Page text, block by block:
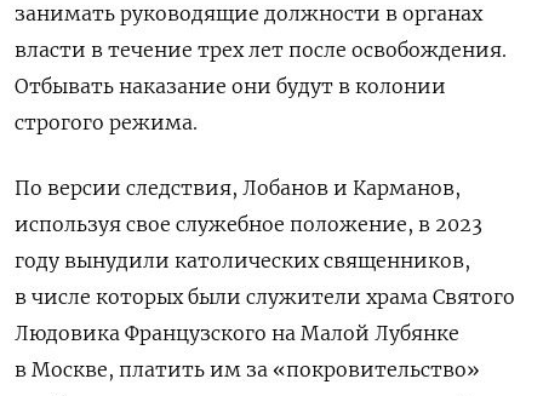
занимать руководящие должности в органах
власти в течение трех лет после освобождения.
Отбывать наказание они будут в колонии
строгого режима.
По версии следствия, Лобанов и Карманов,
используя свое служебное положение, в 2023
году вынудили католических священников,
в числе которых были служители храма Святого
Людовика Французского на Малой Лубянке
в Москве, платить им за «покровительство»